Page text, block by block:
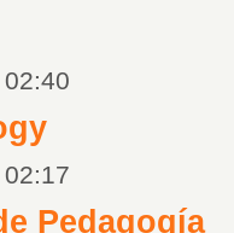
Pedagogía